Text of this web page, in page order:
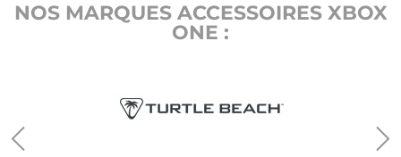
NOS MARQUES ACCESSOIRES XBOX
ONE :